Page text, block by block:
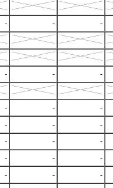
- -
-
- -
-
- -
-
- -
-
- -
-
- -
-
- -
-